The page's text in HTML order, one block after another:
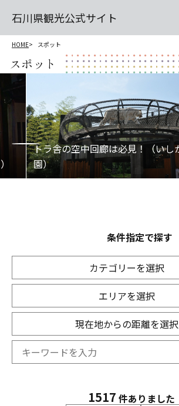
石川県観光公式サイト
HOME スポット
スポット
条件指定で探す
カテゴリーを選択
エリアを選択
現在地からの距離を選択
1517 件ありました